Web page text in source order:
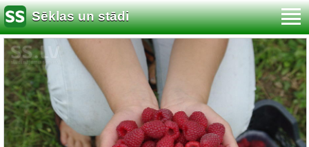
Sēklas un stādi